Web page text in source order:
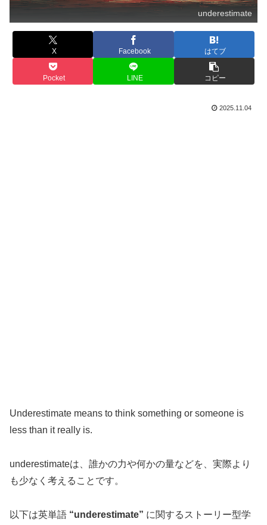
underestimate
X Facebook はてブ
Pocket LINE コピー
2025.11.04
Underestimate means to think something or someone is
less than it really is.
underestimateは、誰かの力や何かの量などを、実際より
も少なく考えることです。
以下は英単語 “underestimate” に関するストーリー型学